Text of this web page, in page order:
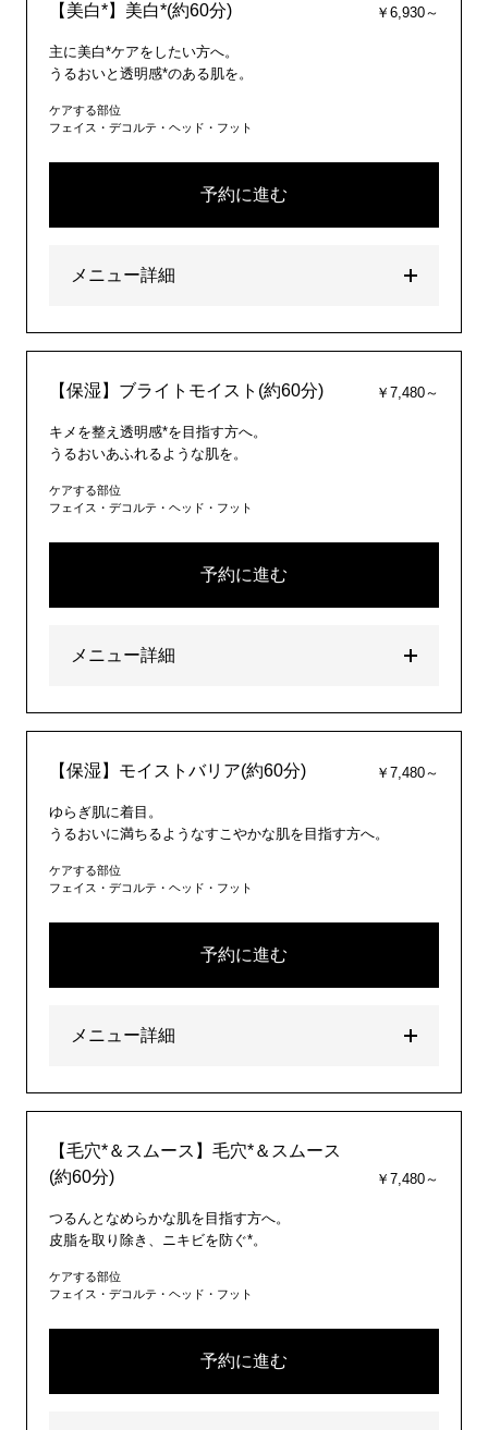
【美白*】美白*(約60分) ￥6,930～
主に美白*ケアをしたい方へ。
うるおいと透明感*のある肌を。
ケアする部位
フェイス・デコルテ・ヘッド・フット
予約に進む
メニュー詳細
【保湿】ブライトモイスト(約60分) ￥7,480～
キメを整え透明感*を目指す方へ。
うるおいあふれるような肌を。
ケアする部位
フェイス・デコルテ・ヘッド・フット
予約に進む
メニュー詳細
【保湿】モイストバリア(約60分) ￥7,480～
ゆらぎ肌に着目。
うるおいに満ちるようなすこやかな肌を目指す方へ。
ケアする部位
フェイス・デコルテ・ヘッド・フット
予約に進む
メニュー詳細
【毛穴*＆スムース】毛穴*＆スムース
(約60分)
￥7,480～
つるんとなめらかな肌を目指す方へ。
皮脂を取り除き、ニキビを防ぐ*。
ケアする部位
フェイス・デコルテ・ヘッド・フット
予約に進む